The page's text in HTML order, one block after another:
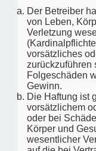
Der Betreiber
von Leben,
Verletzung
vorsätzliches
zurückzuführen
Folgeschäden
Gewinn.
Die Haftung ist
vorsätzlichem
oder bei
Körper und
wesentlicher